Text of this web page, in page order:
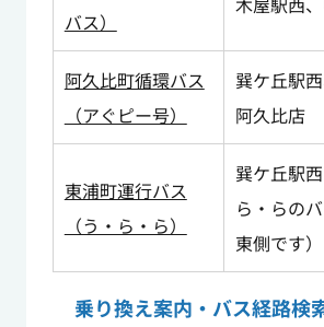
バス）
阿久比町循環バス
（アぐピー号）
巽ケ丘駅
阿久比店
東浦町運行バス
（う・ら・ら）
巽ケ丘駅
ら・らの
東側です）
乗り換え案内・バス経路検